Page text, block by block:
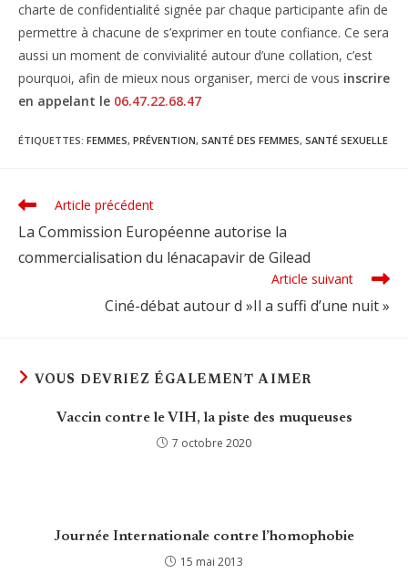
charte de confidentialité signée par chaque participante afin de
permettre à chacune de s’exprimer en toute confiance. Ce sera
aussi un moment de convivialité autour d’une collation, c’est
pourquoi, afin de mieux nous organiser, merci de vous inscrire
en appelant le 06.47.22.68.47
ÉTIQUETTES: FEMMES, PRÉVENTION, SANTÉ DES FEMMES, SANTÉ SEXUELLE
Read
articles
Article précédent
La Commission Européenne autorise la
commercialisation du lénacapavir de Gilead
Article suivant
Ciné-débat autour d »Il a suffi d’une nuit »
VOUS DEVRIEZ ÉGALEMENT AIMER
Vaccin contre le VIH, la piste des muqueuses
7 octobre 2020
Journée Internationale contre l’homophobie
15 mai 2013